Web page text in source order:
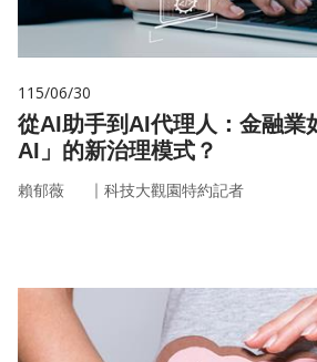
115/06/30
從AI助手到AI代理人：金融業
AI」的新治理模式？
賴郁薇 ｜ 科技大觀園特約記者